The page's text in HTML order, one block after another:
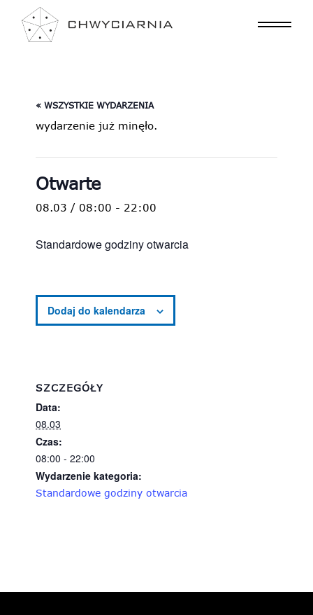
« WSZYSTKIE WYDARZENIA
wydarzenie już minęło.
Otwarte
08.03 / 08:00 - 22:00
Standardowe godziny otwarcia
SZCZEGÓŁY
Data:
08.03
Czas:
08:00 - 22:00
Wydarzenie kategoria:
Standardowe godziny otwarcia